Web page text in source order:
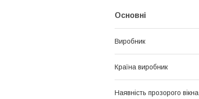
Основні
Виробник
Країна виробник
Наявність прозорого вікна